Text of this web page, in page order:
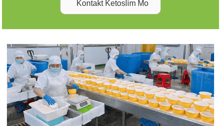
Kontakt Ketoslim Mo